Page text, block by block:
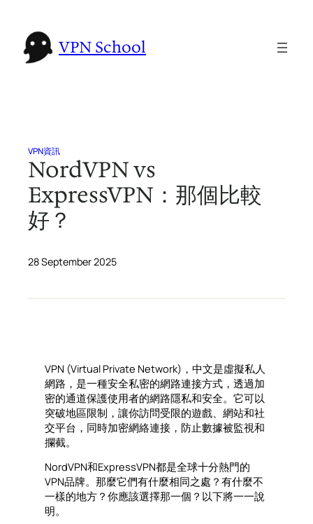
content
VPN School
VPN資訊
NordVPN vs
ExpressVPN：那個比較
好？
28 September 2025
VPN (Virtual Private Network)，中文是虛擬私人
網路，是一種安全私密的網路連接方式，透過加
密的通道保護使用者的網路隱私和安全。它可以
突破地區限制，讓你訪問受限的遊戲、網站和社
交平台，同時加密網絡連接，防止數據被監視和
攔截。
NordVPN和ExpressVPN都是全球十分熱門的
VPN品牌。那麼它們有什麼相同之處？有什麼不
一樣的地方？你應該選擇那一個？以下將一一說
明。